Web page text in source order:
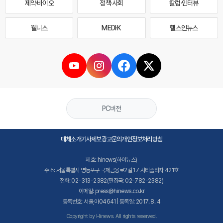
제약·바이오 정책·사회 칼럼·인터뷰
웰니스 MEDI·K 헬스인뉴스
PC버전
매체소개기사제보광고문의개인정보처리방침
제호: hinews(하이뉴스)
주소: 서울특별시 영등포구 국제금융로2길 17 시티플라자 421호
전화: 02-313-2382(편집국: 02-782-2382)
이메일: press@hinews.co.kr
등록번호: 서울,아04641 | 등록일: 2017. 8. 4
Copyright by Hinews. All rights reserved.